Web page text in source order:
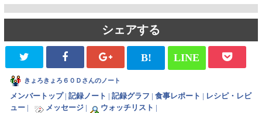
シェアする
B! LINE
きょろきょろ６０Ｄさんのノート
メンバートップ| 記録ノート 記録グラフ 食事レポート
レシピ・レビ
ュー
メッセージ ウォッチリスト